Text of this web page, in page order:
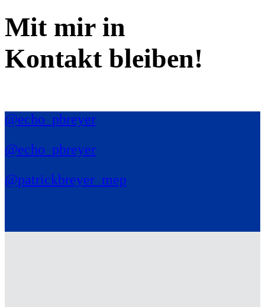
Mit mir in
Kontakt bleiben!
@echo_pbreyer
@echo_pbreyer
@patrickbreyer_mep